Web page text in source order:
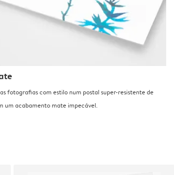
fotografias com estilo num postal super-resistente de
um acabamento mate impecável.